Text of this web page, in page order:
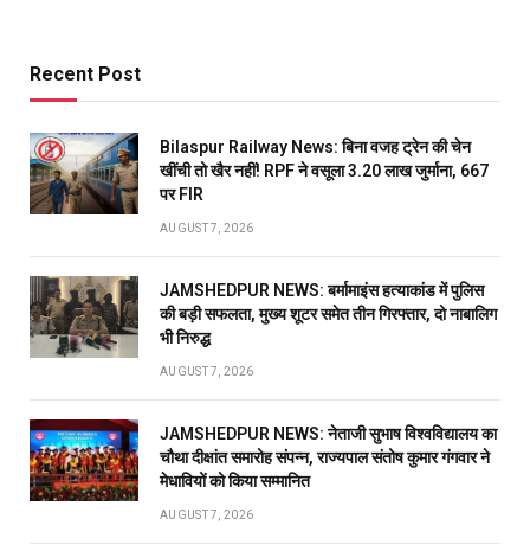
Recent Post
Bilaspur Railway News: बिना वजह ट्रेन की चेन
खींची तो खैर नहीं! RPF ने वसूला 3.20 लाख जुर्माना, 667
पर FIR
AUGUST 7, 2026
JAMSHEDPUR NEWS: बर्मामाइंस हत्याकांड में पुलिस
की बड़ी सफलता, मुख्य शूटर समेत तीन गिरफ्तार, दो नाबालिग
भी निरुद्ध
AUGUST 7, 2026
JAMSHEDPUR NEWS: नेताजी सुभाष विश्वविद्यालय का
चौथा दीक्षांत समारोह संपन्न, राज्यपाल संतोष कुमार गंगवार ने
मेधावियों को किया सम्मानित
AUGUST 7, 2026